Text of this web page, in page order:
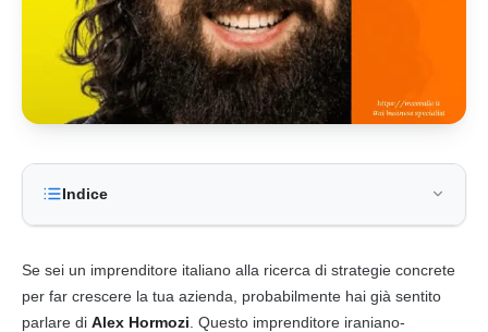
Indice
Se sei un imprenditore italiano alla ricerca di strategie concrete
per far crescere la tua azienda, probabilmente hai già sentito
parlare di Alex Hormozi . Questo imprenditore iraniano-